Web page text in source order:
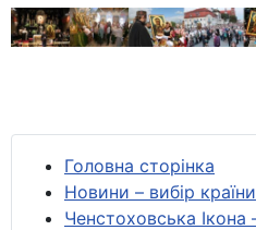
Головна сторінка
Новини – вибір країни
Ченстоховська Ікона